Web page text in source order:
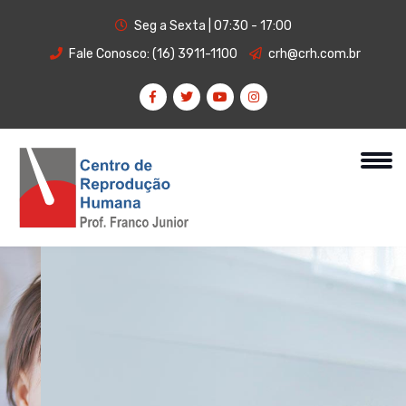
Seg a Sexta | 07:30 - 17:00
Fale Conosco: (16) 3911-1100 crh@crh.com.br